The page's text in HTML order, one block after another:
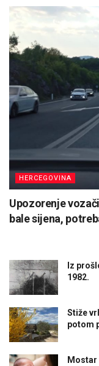
HERCEGOVINA
Upozorenje
bale sijena,
Iz
1982.
Stiže
potom
Mostar